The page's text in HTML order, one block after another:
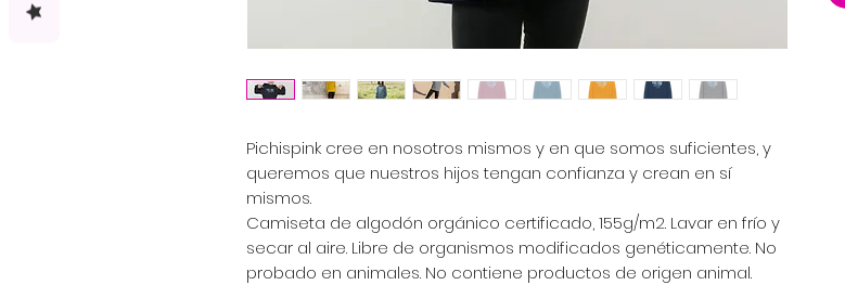
Pichispink cree en nosotros mismos y en que somos suficientes, y
queremos que nuestros hijos tengan confianza y crean en sí
mismos.
Camiseta de algodón orgánico certificado, 155g/m2. Lavar en frío y
secar al aire. Libre de organismos modificados genéticamente. No
probado en animales. No contiene productos de origen animal.